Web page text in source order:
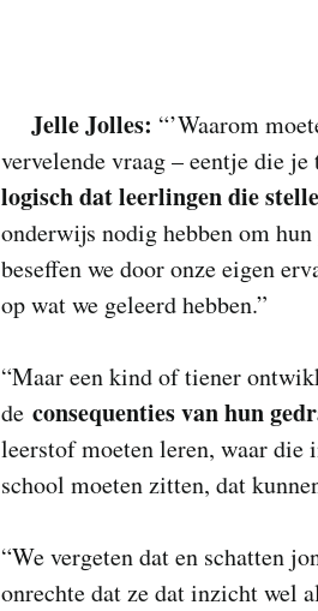
Jelle Jolles: “’Waarom
vervelende vraag – eentje die
logisch dat leerlingen die
onderwijs nodig hebben om
beseffen we door onze eigen
op wat we geleerd hebben.”
“Maar een kind of tiener
de consequenties van hun
leerstof moeten leren, waar die
school moeten zitten, dat
“We vergeten dat en schatten
onrechte dat ze dat inzicht wel